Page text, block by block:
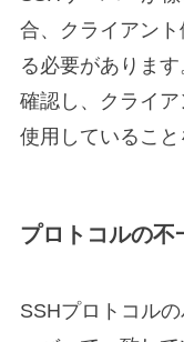
合、クライアン
る必要がありま
確認し、クライ
使用していること
プロトコルの不
SSHプロトコル